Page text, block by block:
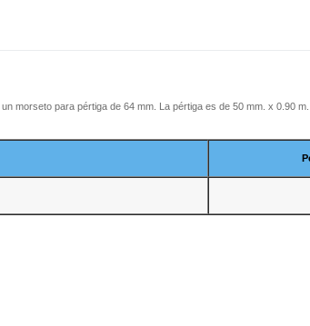
un morseto para pértiga de 64 mm. La pértiga es de 50 mm. x 0.90